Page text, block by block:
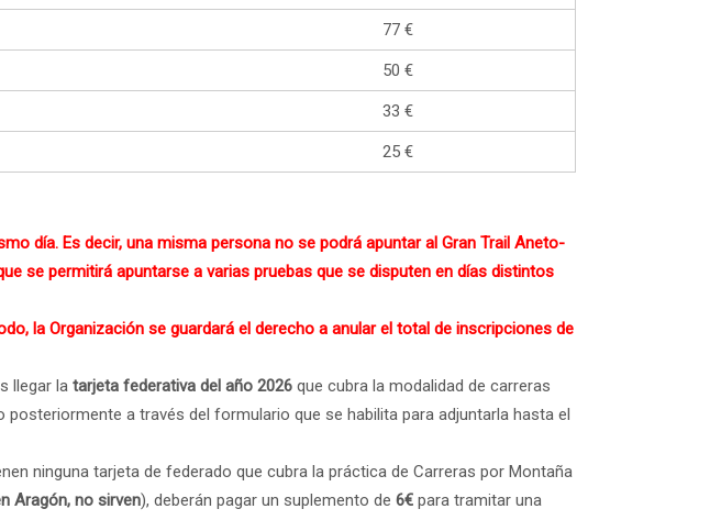
77 €
50 €
33 €
25 €
día. Es decir, una misma persona no se podrá apuntar al Gran Trail Aneto-
se permitirá apuntarse a varias pruebas que se disputen en días distintos
la Organización se guardará el derecho a anular el total de inscripciones de
llegar la tarjeta federativa del año 2026 que cubra la modalidad de carreras
a través del formulario que se habilita para adjuntarla hasta el
ninguna tarjeta de federado que cubra la práctica de Carreras por Montaña
Aragón, no sirven), deberán pagar un suplemento de 6€ para tramitar una